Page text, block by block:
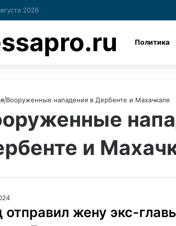
2026
Политика
|Вооруженные нападения в Дербенте и Махачкале
и
отправил жену экс-